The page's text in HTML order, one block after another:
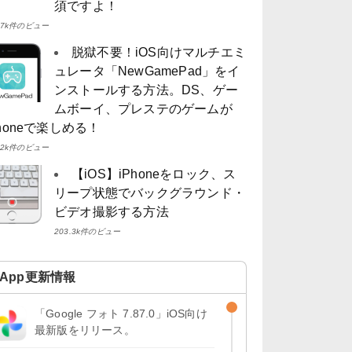
須ですよ！
件のビュー
脱獄不要！iOS向けマルチエミ
ュレータ「NewGamePad」をイ
ンストールする方法。DS、ゲー
ムボーイ、プレステのゲームが
で楽しめる！
件のビュー
【iOS】iPhoneをロック、ス
リープ状態でバックグラウンド・
ビデオ撮影する方法
203.3k件のビュー
App更新情報
「Google フォト 7.87.0」iOS向け
最新版をリリース。